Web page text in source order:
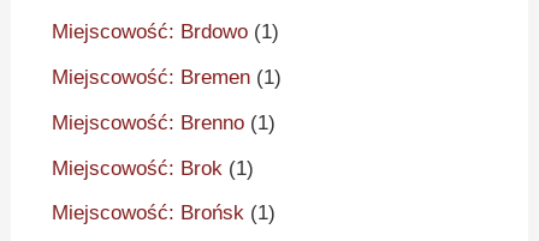
Miejscowość: Brdowo (1)
Miejscowość: Bremen (1)
Miejscowość: Brenno (1)
Miejscowość: Brok (1)
Miejscowość: Brońsk (1)